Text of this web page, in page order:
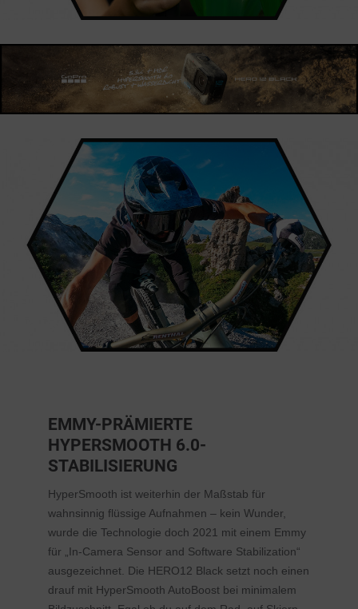
EMMY-PRÄMIERTE
HYPERSMOOTH 6.0-
STABILISIERUNG
HyperSmooth ist weiterhin der Maßstab für
wahnsinnig flüssige Aufnahmen – kein Wunder,
wurde die Technologie doch 2021 mit einem Emmy
für „In-Camera Sensor and Software Stabilization“
ausgezeichnet. Die HERO12 Black setzt noch einen
drauf mit HyperSmooth AutoBoost bei minimalem